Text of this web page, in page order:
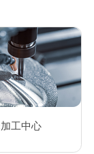
工中心